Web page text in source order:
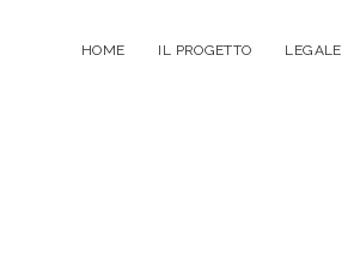
HOME IL PROGETTO LEGALE